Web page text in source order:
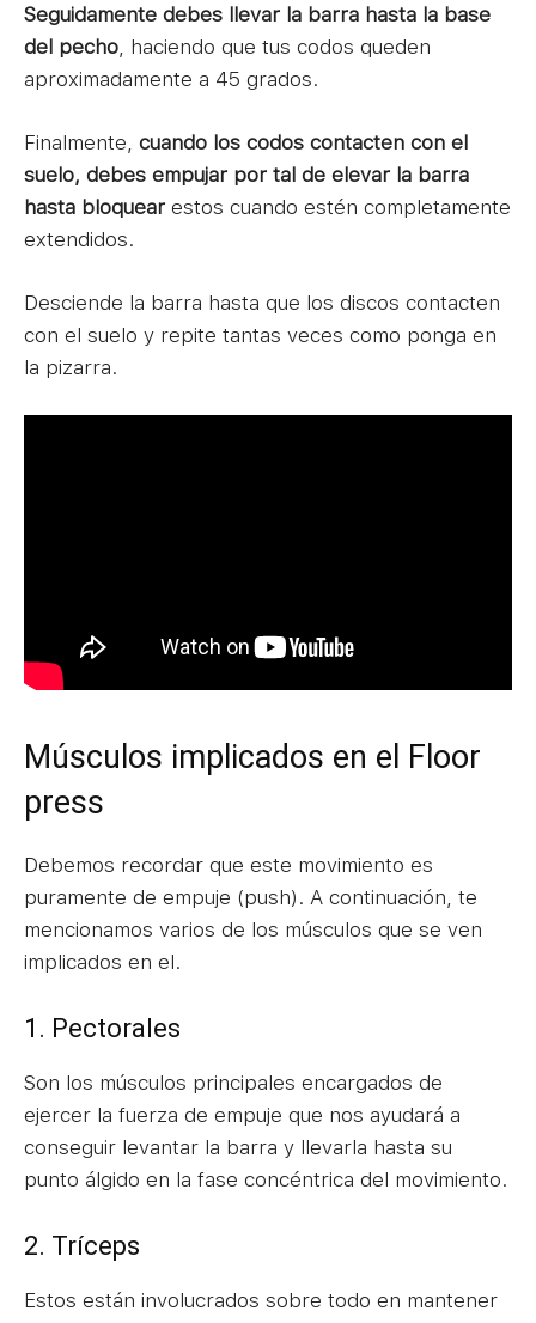
Seguidamente debes llevar la barra hasta la base
del pecho , haciendo que tus codos queden
aproximadamente a 45 grados.
Finalmente, cuando los codos contacten con el
suelo, debes empujar por tal de elevar la barra
hasta bloquear estos cuando estén completamente
extendidos.
Desciende la barra hasta que los discos contacten
con el suelo y repite tantas veces como ponga en
la pizarra.
Músculos implicados en el Floor
press
Debemos recordar que este movimiento es
puramente de empuje (push). A continuación, te
mencionamos varios de los músculos que se ven
implicados en el.
1. Pectorales
Son los músculos principales encargados de
ejercer la fuerza de empuje que nos ayudará a
conseguir levantar la barra y llevarla hasta su
punto álgido en la fase concéntrica del movimiento.
2. Tríceps
Estos están involucrados sobre todo en mantener